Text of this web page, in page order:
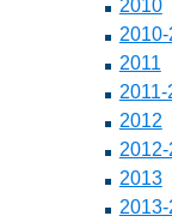
2010
2010-
2011
2011-
2012
2013